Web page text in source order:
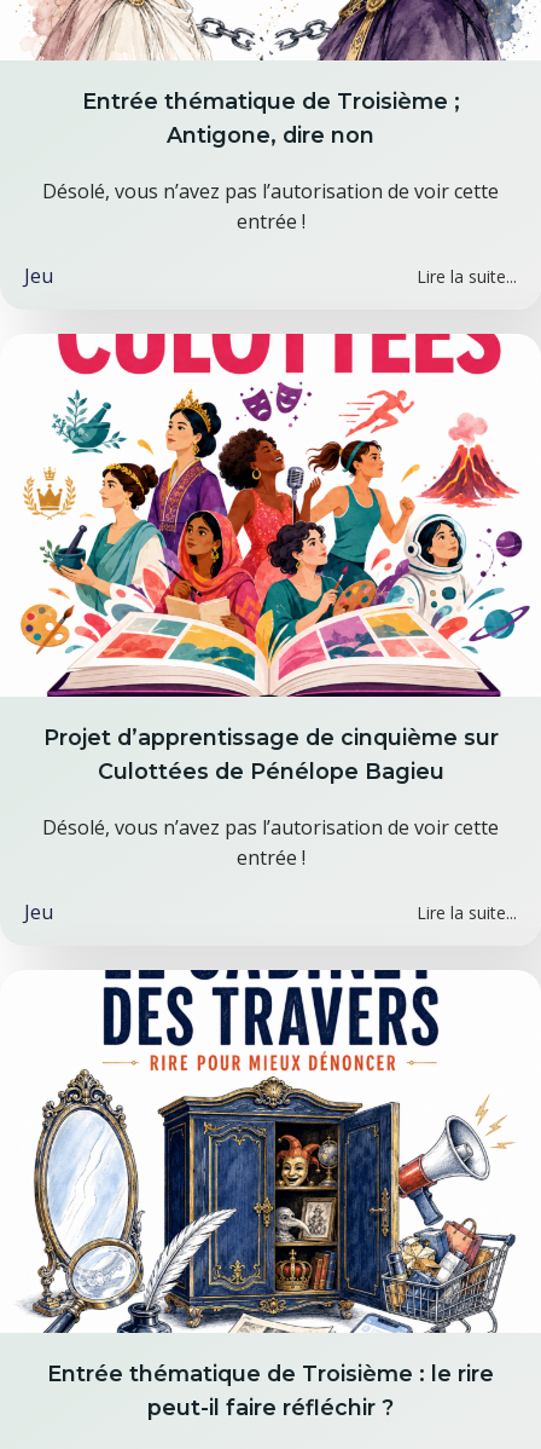
Entrée thématique de Troisième ;
Antigone, dire non
Désolé, vous n’avez pas l’autorisation de voir cette
entrée !
Jeu Lire la suite...
Projet d’apprentissage de cinquième sur
Culottées de Pénélope Bagieu
Désolé, vous n’avez pas l’autorisation de voir cette
entrée !
Jeu Lire la suite...
Entrée thématique de Troisième : le rire
peut-il faire réfléchir ?